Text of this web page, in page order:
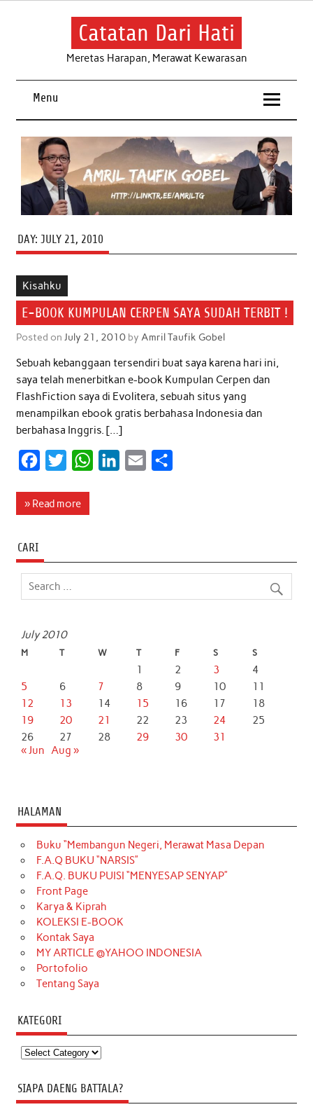
Skip
Catatan Dari Hati
Meretas Harapan, Merawat Kewarasan
Menu
DAY: JULY 21, 2010
Kisahku
E-BOOK KUMPULAN CERPEN SAYA SUDAH TERBIT !
Posted on July 21, 2010by Amril Taufik Gobel
Sebuah kebanggaan tersendiri buat saya karena hari ini,
saya telah menerbitkan e-book Kumpulan Cerpen dan
FlashFiction saya di Evolitera, sebuah situs yang
menampilkan ebook gratis berbahasa Indonesia dan
berbahasa Inggris. […]
c
o
o
i
e
W
A
d
» Read more
CARI
July 2010
M T W T F S S
1 2 3
4
5
6 7 8 9 10
11
12
13 14 15 16 17
18
19
20 21 22 23 24
25
26
27 28 29 30
31
« Jun Aug »
HALAMAN
Buku “Membangun Negeri, Merawat Masa Depan
F.A.Q BUKU “NARSIS”
F.A.Q. BUKU PUISI “MENYESAP SENYAP”
Front Page
Karya & Kiprah
KOLEKSI E-BOOK
Kontak Saya
MY ARTICLE @YAHOO INDONESIA
Portofolio
Tentang Saya
KATEGORI
Kategori
SIAPA DAENG BATTALA?